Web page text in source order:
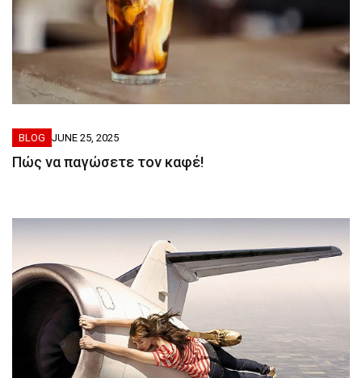
BLOG JUNE 25, 2025
Πώς να παγώσετε τον καφέ!